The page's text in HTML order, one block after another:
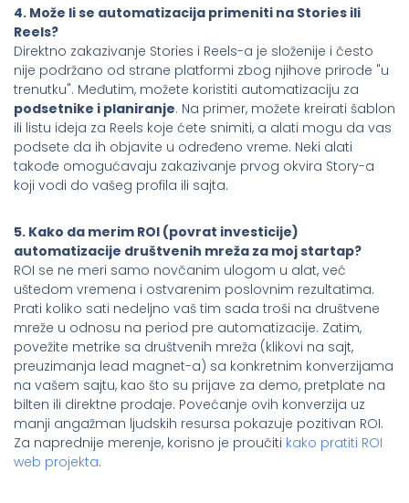
4. Može li se automatizacija primeniti na Stories ili
Reels?
Direktno zakazivanje Stories i Reels-a je složenije i često
nije podržano od strane platformi zbog njihove prirode "u
trenutku". Međutim, možete koristiti automatizaciju za
podsetnike i planiranje. Na primer, možete kreirati šablon
ili listu ideja za Reels koje ćete snimiti, a alati mogu da vas
podsete da ih objavite u određeno vreme. Neki alati
takođe omogućavaju zakazivanje prvog okvira Story-a
koji vodi do vašeg profila ili sajta.
5. Kako da merim ROI (povrat investicije)
automatizacije društvenih mreža za moj startap?
ROI se ne meri samo novčanim ulogom u alat, već
uštedom vremena i ostvarenim poslovnim rezultatima.
Prati koliko sati nedeljno vaš tim sada troši na društvene
mreže u odnosu na period pre automatizacije. Zatim,
povežite metrike sa društvenih mreža (klikovi na sajt,
preuzimanja lead magnet-a) sa konkretnim konverzijama
na vašem sajtu, kao što su prijave za demo, pretplate na
bilten ili direktne prodaje. Povećanje ovih konverzija uz
manji angažman ljudskih resursa pokazuje pozitivan ROI.
Za naprednije merenje, korisno je proučiti kako pratiti ROI
web projekta.